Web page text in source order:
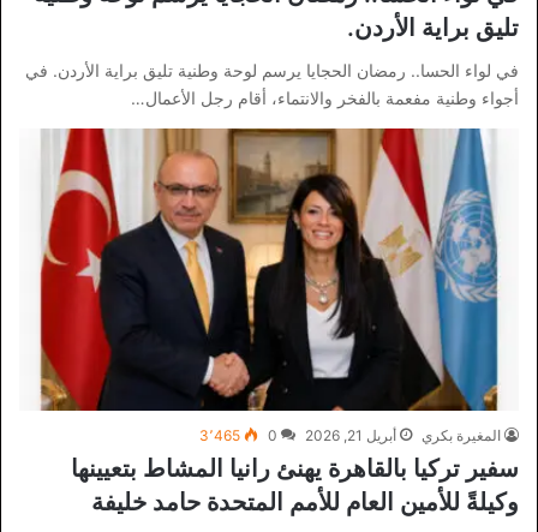
تليق براية الأردن.
في لواء الحسا.. رمضان الحجايا يرسم لوحة وطنية تليق براية الأردن. في
أجواء وطنية مفعمة بالفخر والانتماء، أقام رجل الأعمال…
المغيرة بكري أبريل 21, 2026 0 3٬465
سفير تركيا بالقاهرة يهنئ رانيا المشاط بتعيينها
وكيلةً للأمين العام للأمم المتحدة حامد خليفة